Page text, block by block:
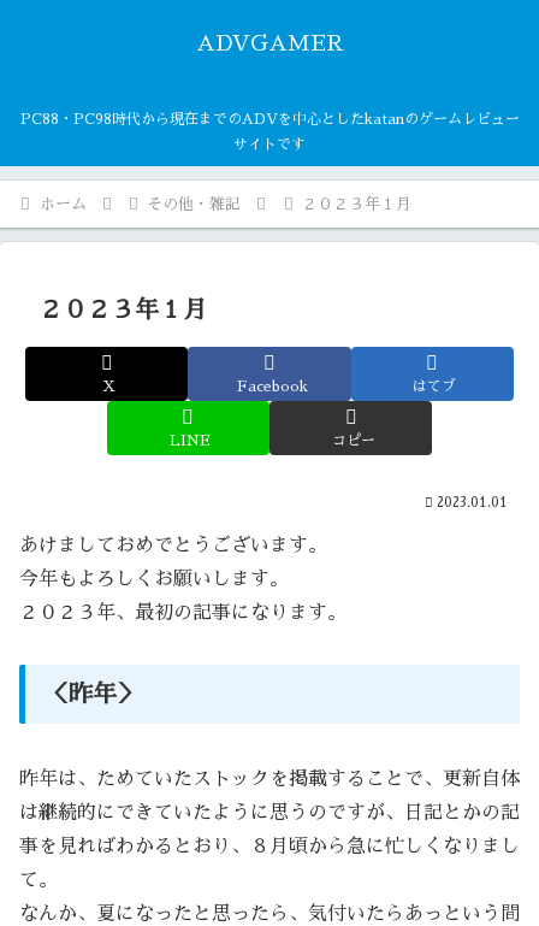
ADVGAMER
PC88・PC98時代から現在までのADVを中心としたkatanのゲームレビュー
サイトです
ホーム その他・雑記 ２０２３年１月
２０２３年１月
X Facebook はてブ
LINE コピー
2023.01.01
あけましておめでとうございます。
今年もよろしくお願いします。
２０２３年、最初の記事になります。
＜昨年＞
昨年は、ためていたストックを掲載することで、更新自体
は継続的にできていたように思うのですが、日記とかの記
事を見ればわかるとおり、８月頃から急に忙しくなりまし
て。
なんか、夏になったと思ったら、気付いたらあっという間